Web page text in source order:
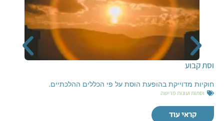
וסת קבוע
חוקיות מדוייקת בהופעת הוסת על פי הכללים ההלכתיים.
וסתות ועונות פרישה
קראי עוד